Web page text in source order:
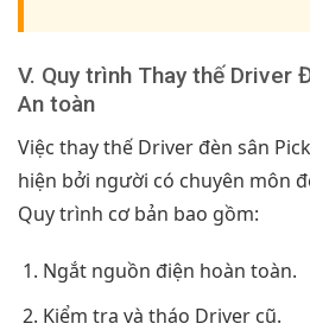
V. Quy trình Thay thế Driver
An toàn
Việc thay thế Driver đèn sân
hiện bởi người có chuyên môn
Quy trình cơ bản bao gồm:
Ngắt nguồn điện hoàn toàn.
Kiểm tra và tháo Driver cũ.